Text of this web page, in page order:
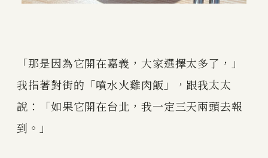
「那是因為它開在嘉義，大家選擇太多了，」
我指著對街的「噴水火雞肉飯」，跟我太太
說：「如果它開在台北，我一定三天兩頭去報
到。」